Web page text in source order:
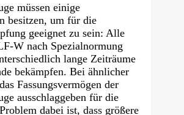
müssen einige
besitzen, um für die
geeignet zu sein: Alle
W nach Spezialnormung
lange Zeiträume
bekämpfen. Bei ähnlicher
Fassungsvermögen der
ausschlaggeben für die
dabei ist, dass größere